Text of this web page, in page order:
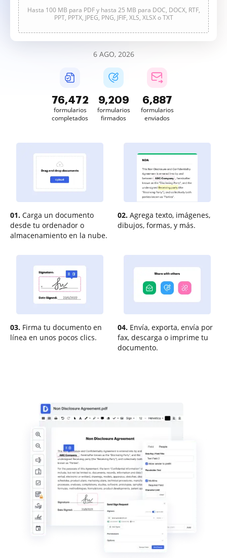
Hasta 100 MB para PDF y hasta 25 MB para DOC, DOCX, RTF,
PPT, PPTX, JPEG, PNG, JFIF, XLS, XLSX o TXT
6 AGO, 2026
76,472
formularios
completados
9,209
formularios
firmados
6,887
formularios
enviados
01. Carga un documento
desde tu ordenador o
almacenamiento en la nube.
02. Agrega texto, imágenes,
dibujos, formas, y más.
03. Firma tu documento en
línea en unos pocos clics.
04. Envía, exporta, envía por
fax, descarga o imprime tu
documento.